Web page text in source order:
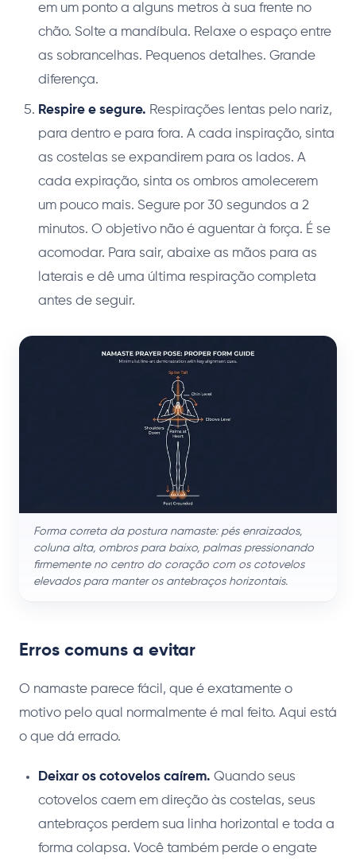
em um ponto a alguns metros à sua frente no
chão. Solte a mandíbula. Relaxe o espaço entre
as sobrancelhas. Pequenos detalhes. Grande
diferença.
Respire e segure. Respirações lentas pelo nariz,
para dentro e para fora. A cada inspiração, sinta
as costelas se expandirem para os lados. A
cada expiração, sinta os ombros amolecerem
um pouco mais. Segure por 30 segundos a 2
minutos. O objetivo não é aguentar à força. É se
acomodar. Para sair, abaixe as mãos para as
laterais e dê uma última respiração completa
antes de seguir.
Forma correta da postura namaste: pés enraizados,
coluna alta, ombros para baixo, palmas pressionando
firmemente no centro do coração com os cotovelos
elevados para manter os antebraços horizontais.
Erros comuns a evitar
O namaste parece fácil, que é exatamente o
motivo pelo qual normalmente é mal feito. Aqui está
o que dá errado.
Deixar os cotovelos caírem. Quando seus
cotovelos caem em direção às costelas, seus
antebraços perdem sua linha horizontal e toda a
forma colapsa. Você também perde o engate